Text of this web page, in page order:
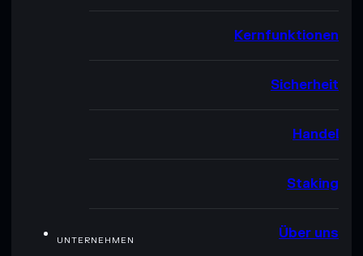
Kernfunktionen
Sicherheit
Handel
Staking
UNTERNEHMEN Über uns